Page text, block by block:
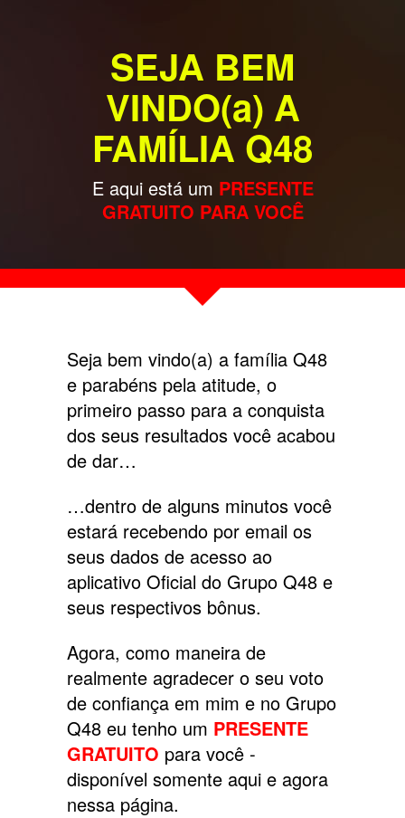
SEJA BEM
VINDO(a) A
FAMÍLIA Q48
E aqui está um PRESENTE
GRATUITO PARA VOCÊ
Seja bem vindo(a) a família Q48
e parabéns pela atitude, o
primeiro passo para a conquista
dos seus resultados você acabou
de dar…
…dentro de alguns minutos você
estará recebendo por email os
seus dados de acesso ao
aplicativo Oficial do Grupo Q48 e
seus respectivos bônus.
Agora, como maneira de
realmente agradecer o seu voto
de confiança em mim e no Grupo
Q48 eu tenho um PRESENTE
GRATUITO para você -
disponível somente aqui e agora
nessa página.